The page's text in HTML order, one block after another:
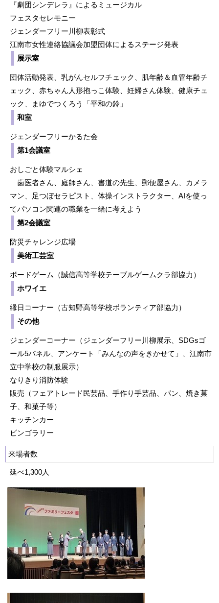
『劇団シンデレラ』によるミュージカル
フェスタセレモニー
ジェンダーフリー川柳表彰式
江南市女性連絡協議会加盟団体によるステージ発表
展示室
団体活動発表、乳がんセルフチェック、肌年齢＆血管年齢チ
ェック、赤ちゃん人形抱っこ体験、妊婦さん体験、健康チェ
ック、まゆでつくろう「平和の鈴」
和室
ジェンダーフリーかるた会
第1会議室
おしごと体験マルシェ
歯医者さん、庭師さん、書道の先生、郵便屋さん、カメラ
マン、足つぼセラピスト、体操インストラクター、AIを使っ
てパソコン関連の職業を一緒に考えよう
第2会議室
防災チャレンジ広場
美術工芸室
ボードゲーム（誠信高等学校テーブルゲームクラ部協力）
ホワイエ
縁日コーナー（古知野高等学校ボランティア部協力）
その他
ジェンダーコーナー（ジェンダーフリー川柳展示、SDGsゴ
ール5パネル、アンケート「みんなの声をきかせて」、江南市
立中学校の制服展示）
なりきり消防体験
販売（フェアトレード民芸品、手作り手芸品、パン、焼き菓
子、和菓子等）
キッチンカー
ビンゴラリー
来場者数
延べ1,300人